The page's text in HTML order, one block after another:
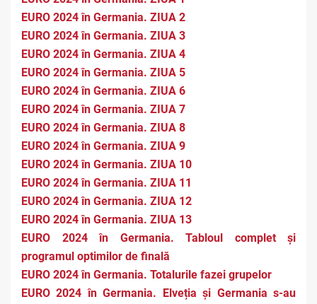
EURO 2024 în Germania. ZIUA 2
EURO 2024 în Germania. ZIUA 3
EURO 2024 în Germania. ZIUA 4
EURO 2024 în Germania. ZIUA 5
EURO 2024 în Germania. ZIUA 6
EURO 2024 în Germania. ZIUA 7
EURO 2024 în Germania. ZIUA 8
EURO 2024 în Germania. ZIUA 9
EURO 2024 în Germania. ZIUA 10
EURO 2024 în Germania. ZIUA 11
EURO 2024 în Germania. ZIUA 12
EURO 2024 în Germania. ZIUA 13
EURO 2024 în Germania. Tabloul complet și
programul optimilor de finală
EURO 2024 în Germania. Totalurile fazei grupelor
EURO 2024 în Germania. Elveția și Germania s-au